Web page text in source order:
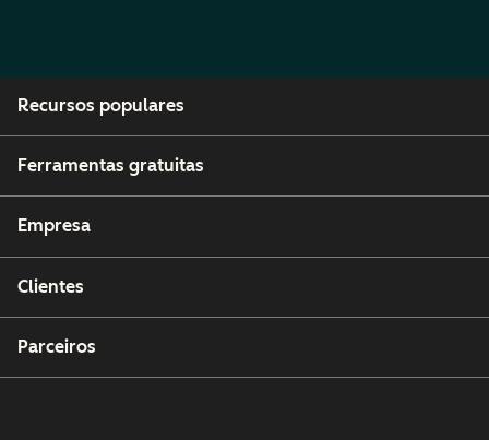
Recursos populares
Ferramentas gratuitas
Empresa
Clientes
Parceiros